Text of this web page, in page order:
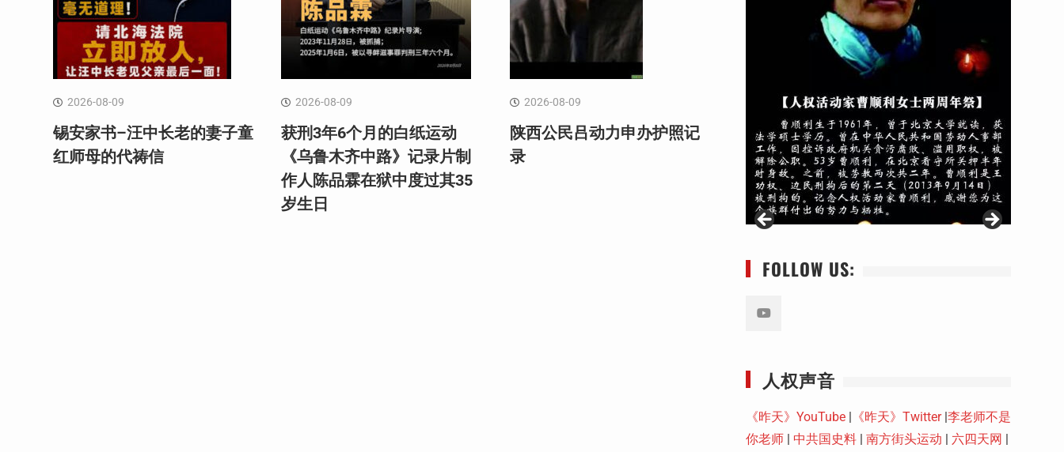
2026-08-09
锡安家书–汪中长老的妻子童
红⁩师母的代祷信
2026-08-09
获刑3年6个月的白纸运动
《乌鲁木齐中路》记录片制
作人陈品霖在狱中度过其35
岁生日
2026-08-09
陕西公民吕动力申办护照记
录
FOLLOW US:
人权声音
《昨天》YouTube | 《昨天》Twitter|李老师不是
你老师 | 中共国史料 | 南方街头运动 | 六四天网 |